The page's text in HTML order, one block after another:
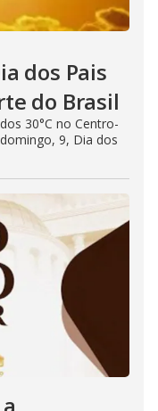
dos Pais
do Brasil
30°C no Centro-
9, Dia dos